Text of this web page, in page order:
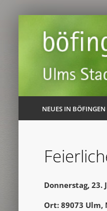
NEUES IN BÖFINGEN
Donnerstag, 23.
Ort: 89073